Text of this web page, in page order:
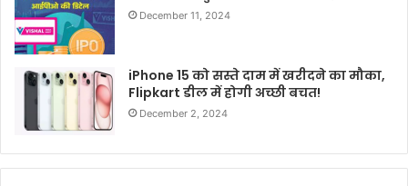
December 11, 2024
iPhone 15 को सस्ते दाम में खरीदने का मौका,
Flipkart डील में होगी अच्छी बचत!
December 2, 2024